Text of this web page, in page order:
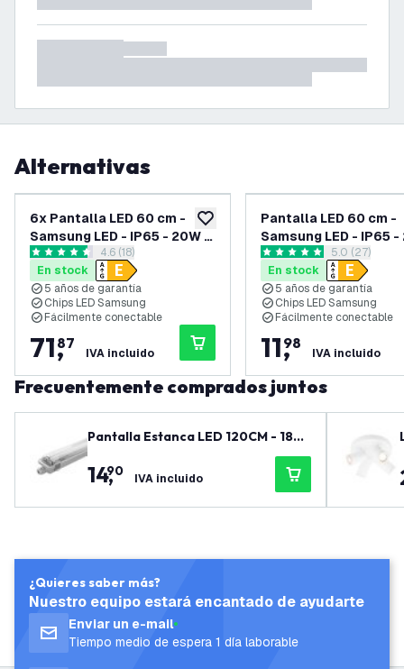
Alternativas
añadir a lista de deseos
6x Pantalla LED 60 cm -
Samsung LED - IP65 - 20W -
140 lm/W - 6500K -
Conectable - 5 años de
garantía
abrir el panel de reseñas
4.6 estrellas de puntuación
4.6 (18)
En stock
5 años de garantía
Chips LED Samsung
Fácilmente conectable
71,
87
IVA incluido
Pantalla LED 60 cm -
Samsung LED - IP65 -
140 lm/W - 4000K -
Conectable - 5 años
garantía
abrir el
5 estrellas de puntuación
5.0 (27)
En stock
5 años de garantía
Chips LED Samsung
Fácilmente conectable
11,
98
IVA incluido
Frecuentemente comprados juntos
Pantalla Estanca LED 120CM - 18W
- 1800 Lúmenes - 4000K - IP65 - co
n Tubo LED
14,
90 IVA incluido
¿Quieres saber más?
Nuestro equipo estará encantado de ayudarte
Enviar un e-mail
Tiempo medio de espera 1 día laborable